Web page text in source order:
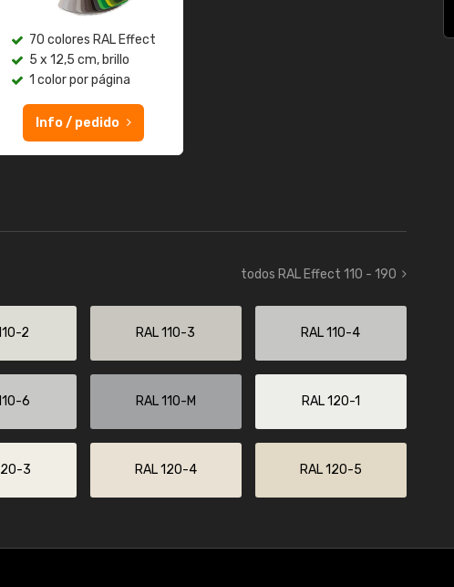
70 colores RAL Effect
5 x 12,5 cm, brillo
1 color por página
Info / pedido
todos RAL Effect 110 - 190
2 RAL 110-3 RAL 110-4
6 RAL 110-M RAL 120-1
3 RAL 120-4 RAL 120-5